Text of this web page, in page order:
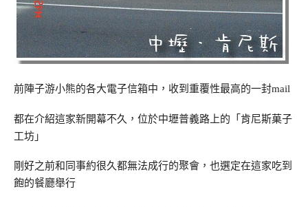
前陣子游小熊的各大電子信箱中，收到重覆性最高的一封mail
都在介紹這家新開幕不久，位於中壢普義路上的「肯尼斯菓子
工坊」
剛好之前和同事約很久都無法成行的聚會，也選定在這家吃到
飽的餐廳舉行